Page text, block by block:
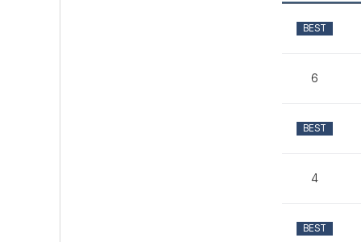
BEST
6
BEST
4
BEST